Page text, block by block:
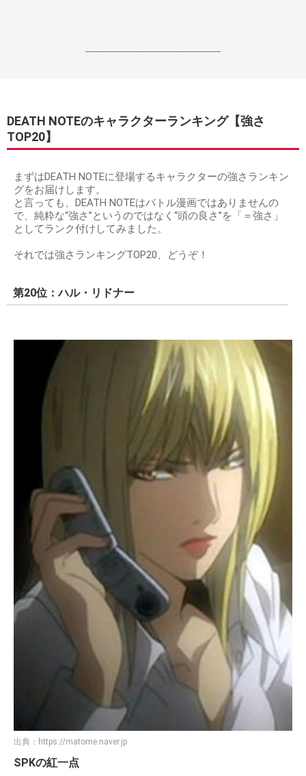
------------------------------------------------------------------
DEATH NOTEのキャラクターランキング【強さ
TOP20】
まずはDEATH NOTEに登場するキャラクターの強さランキン
グをお届けします。
と言っても、DEATH NOTEはバトル漫画ではありませんの
で、純粋な“強さ”というのではなく“頭の良さ”を「＝強さ」
としてランク付けしてみました。
それでは強さランキングTOP20、どうぞ！
第20位：ハル・リドナー
出典： https://matome.naver.jp
SPKの紅一点